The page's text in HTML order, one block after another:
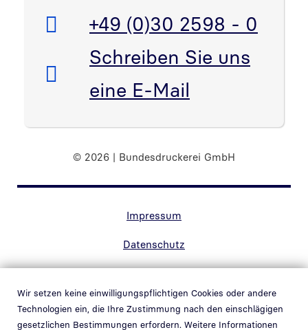
Wir setzen keine einwilligungspflichtigen Cookies oder andere
Technologien ein, die Ihre Zustimmung nach den einschlägigen
gesetzlichen Bestimmungen erfordern. Weitere Informationen
Telefon:
+49 (0)30 2598 - 0
E-Mail:
Schreiben Sie uns
eine E-Mail
© 2026 | Bundesdruckerei GmbH
Impressum
Datenschutz
Barrierefreiheit